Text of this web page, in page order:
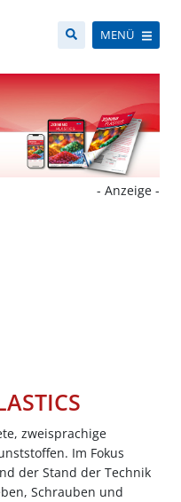
MENÜ
- Anzeige -
zweisprachige
Im Fokus
der Stand der Technik
Schrauben und